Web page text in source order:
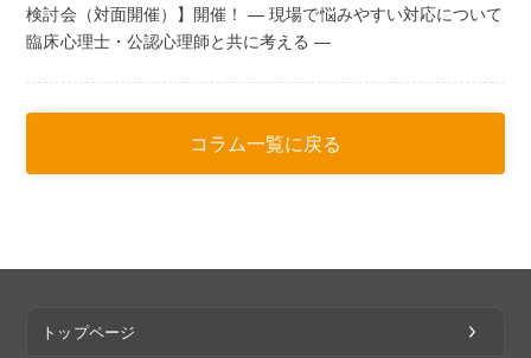
検討会（対面開催）】開催！ ― 現場で悩みやすい対応について
臨床心理士・公認心理師と共に考える ―
コラム一覧に戻る
トップページ